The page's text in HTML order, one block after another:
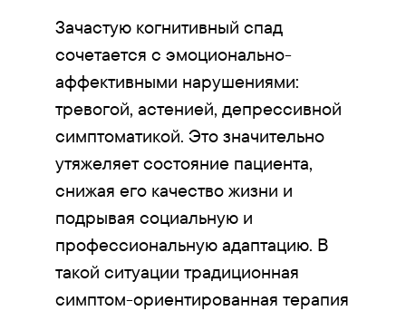
Зачастую когнитивный спад
сочетается с эмоционально-
аффективными нарушениями:
тревогой, астенией, депрессивной
симптоматикой. Это значительно
утяжеляет состояние пациента,
снижая его качество жизни и
подрывая социальную и
профессиональную адаптацию. В
такой ситуации традиционная
симптом-ориентированная терапия